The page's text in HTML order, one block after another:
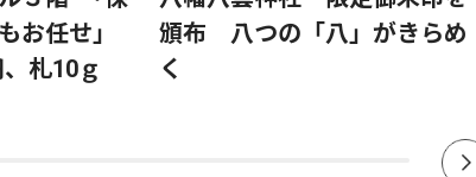
お任せ｣
札10ｇ
頒布 八つの「八」がきらめ
く